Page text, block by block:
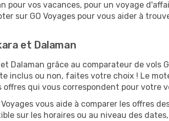
pour vos vacances, pour un voyage
sur GO Voyages pour vous aider à
et Dalaman
Dalaman grâce au comparateur de vols
inclus ou non, faites votre choix ! Le
qui vous correspondent pour votre
vous aide à comparer les offres
sur les horaires ou au niveau des